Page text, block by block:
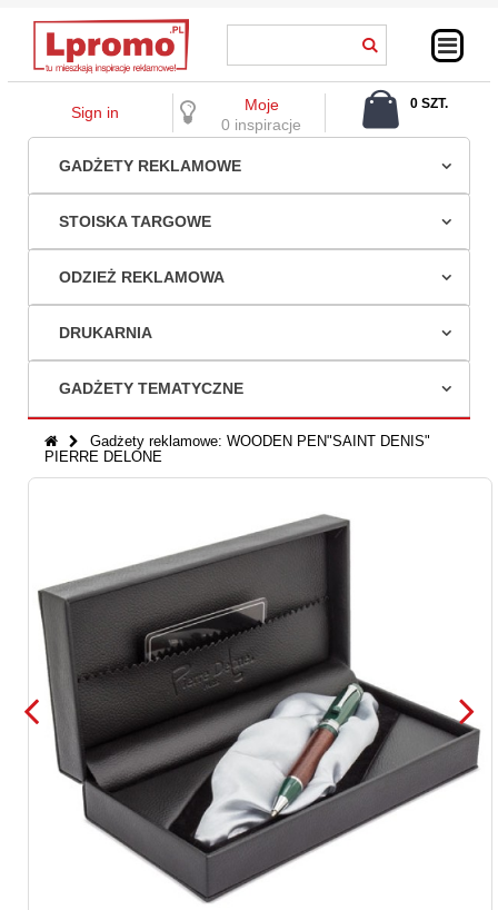
Sign in
Moje
0 inspiracje
0 SZT.
GADŻETY REKLAMOWE
STOISKA TARGOWE
ODZIEŻ REKLAMOWA
DRUKARNIA
GADŻETY TEMATYCZNE
Gadżety reklamowe: WOODEN PEN"SAINT DENIS"
PIERRE DELONE